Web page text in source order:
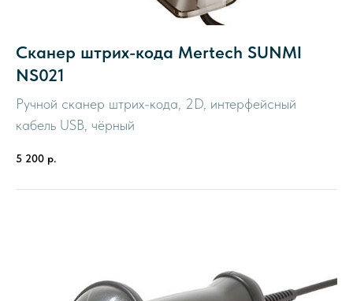
Сканер штрих-кода Mertech SUNMI
NS021
Ручной сканер штрих-кода, 2D, интерфейсный
кабель USB, чёрный
5 200 р.